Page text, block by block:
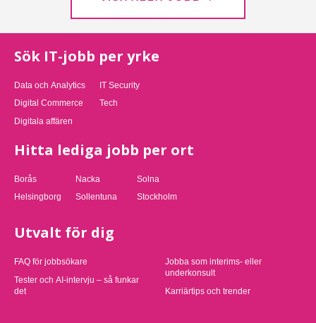
Sök IT-jobb per yrke
Data och Analytics
Digital Commerce
Digitala affären
IT Security
Tech
Hitta lediga jobb per ort
Borås
Helsingborg
Nacka
Sollentuna
Solna
Stockholm
Utvalt för dig
FAQ för jobbsökare
Tester och AI-intervju – så funkar
det
Jobba som interims- eller
underkonsult
Karriärtips och trender